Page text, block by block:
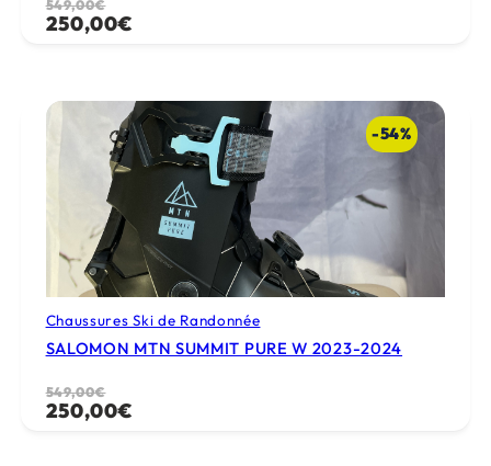
549,00€
Le
prix
549,00€.
250,00€
Le
prix
250,00€.
-54%
Chaussures Ski de Randonnée
SALOMON MTN SUMMIT PURE W 2023-2024
549,00€
Le
prix
250,00€
Le
prix